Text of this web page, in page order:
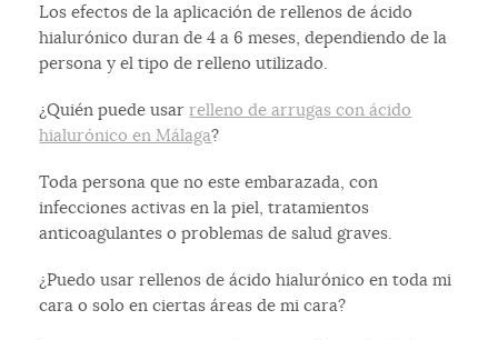
Los efectos de la aplicación de rellenos de ácido
hialurónico duran de 4 a 6 meses, dependiendo de la
persona y el tipo de relleno utilizado.
¿Quién puede usarrelleno de arrugas con ácido
hialurónico en Málaga?
Toda persona que no este embarazada, con
infecciones activas en la piel, tratamientos
anticoagulantes o problemas de salud graves.
¿Puedo usar rellenos de ácido hialurónico en toda mi
cara o solo en ciertas áreas de mi cara?